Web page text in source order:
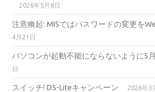
2026年5月8日
注意喚起: MISではパスワードの変更を
4月21日
パソコンが起動不能にならないように5
日
スイッチ! DS-Liteキャンペーン 2026年3